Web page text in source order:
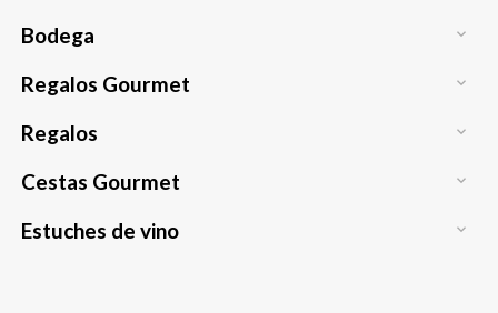
Bodega 
Regalos Gourmet 
Regalos 
Cestas Gourmet 
Estuches de vino 